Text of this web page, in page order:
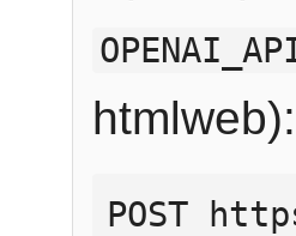
htmlweb):
POST